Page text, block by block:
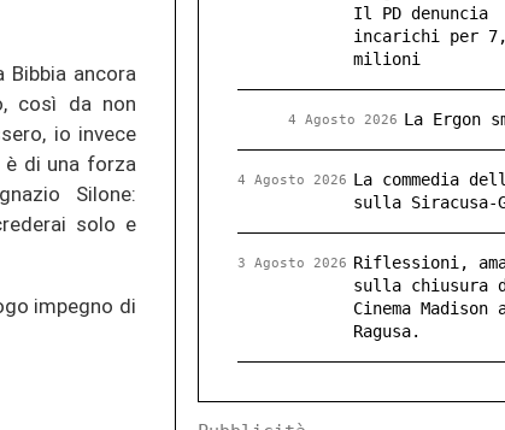
Bibbia ancora
così da non
io invece
è di una forza
Silone:
solo e
impegno di
Il PD denuncia
incarichi per
milioni
La Ergon
4 Agosto 2026
La commedia
sulla Siracusa-
4 Agosto 2026
Riflessioni,
sulla chiusura
Cinema Madison
Ragusa.
3 Agosto 2026